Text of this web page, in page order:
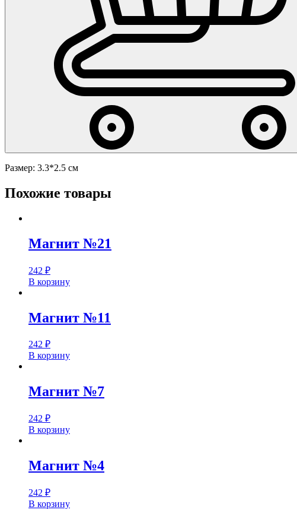
Размер: 3.3*2.5 см
Похожие товары
Магнит №21
242 ₽
В корзину
Магнит №11
242 ₽
В корзину
Магнит №7
242 ₽
В корзину
Магнит №4
242 ₽
В корзину